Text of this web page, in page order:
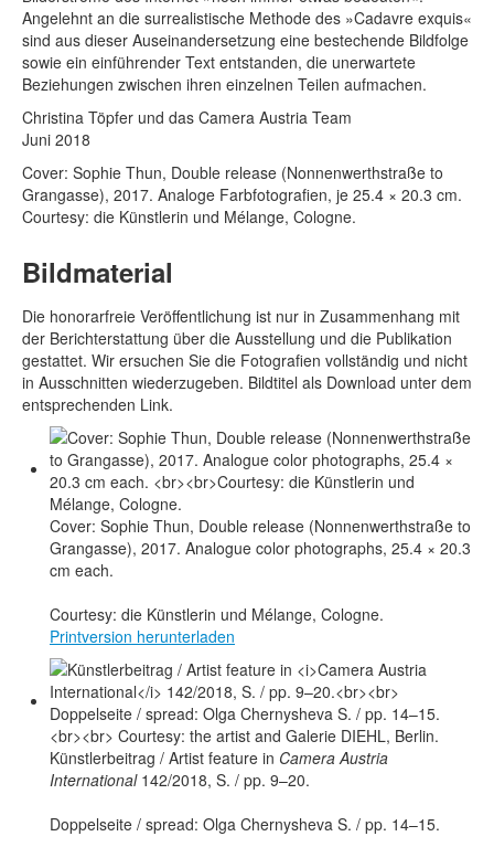
Angelehnt an die surrealistische Methode des »Cadavre exquis«
sind aus dieser Auseinandersetzung eine bestechende Bildfolge
sowie ein einführender Text entstanden, die unerwartete
Beziehungen zwischen ihren einzelnen Teilen aufmachen.
Christina Töpfer und das Camera Austria Team
Juni 2018
Cover: Sophie Thun, Double release (Nonnenwerthstraße to
Grangasse), 2017. Analoge Farbfotografien, je 25.4 × 20.3 cm.
Courtesy: die Künstlerin und Mélange, Cologne.
Bildmaterial
Die honorarfreie Veröffentlichung ist nur in Zusammenhang mit
der Berichterstattung über die Ausstellung und die Publikation
gestattet. Wir ersuchen Sie die Fotografien vollständig und nicht
in Ausschnitten wiederzugeben. Bildtitel als Download unter dem
entsprechenden Link.
Cover: Sophie Thun, Double release (Nonnenwerthstraße to
Grangasse), 2017. Analogue color photographs, 25.4 × 20.3
cm each.
Courtesy: die Künstlerin und Mélange, Cologne.
Printversion herunterladen
Künstlerbeitrag / Artist feature in Camera Austria
International142/2018, S. / pp. 9–20.
Doppelseite / spread: Olga Chernysheva S. / pp. 14–15.